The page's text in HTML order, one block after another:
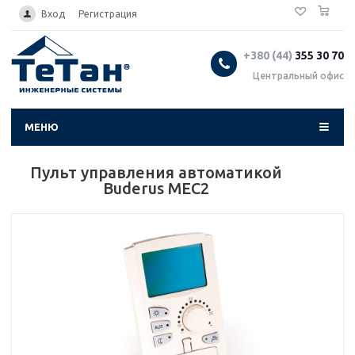
... Вход Регистрация
+380 (44) 355 30 70
Центральный офис
МЕНЮ
Пульт управления автоматикой
Buderus MEC2